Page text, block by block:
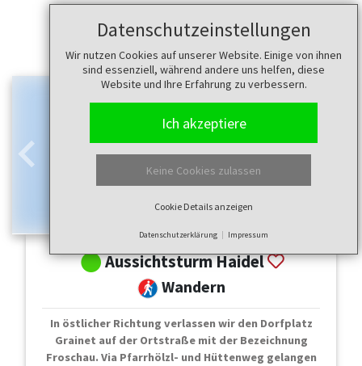
Datenschutzeinstellungen
Wir nutzen Cookies auf unserer Website. Einige von ihnen
sind essenziell, während andere uns helfen, diese
Website und Ihre Erfahrung zu verbessern.
Ich akzeptiere
Keine Cookies zulassen
Cookie Details anzeigen
Datenschutzerklärung Impressum
Zurück
Aussichtsturm Haidel
Wandern
In östlicher Richtung verlassen wir den Dorfplatz
Grainet auf der Ortstraße mit der Bezeichnung
Froschau. Via Pfarrhölzl- und Hüttenweg gelangen